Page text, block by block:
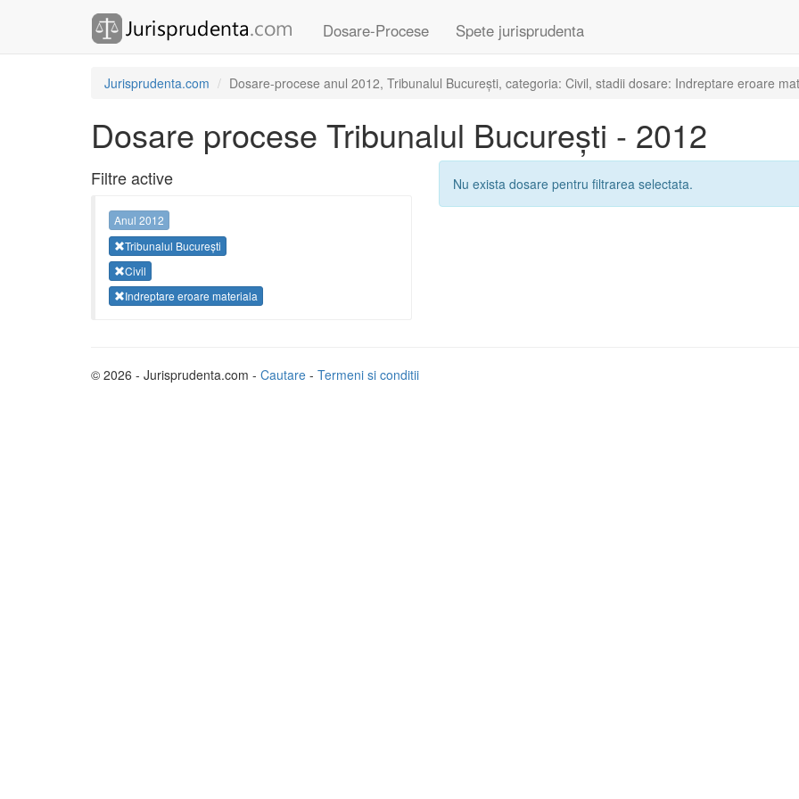
Dosare-Procese Spete jurisprudenta
Jurisprudenta.com Dosare-procese anul 2012, Tribunalul București, categoria: Civil, stadii dosare: Indreptare eroare
Dosare procese Tribunalul București - 2012
Filtre active
Anul 2012
Tribunalul București
Civil
Indreptare eroare materiala
Nu exista dosare pentru filtrarea selectata.
© 2026 - Jurisprudenta.com - Cautare - Termeni si conditii